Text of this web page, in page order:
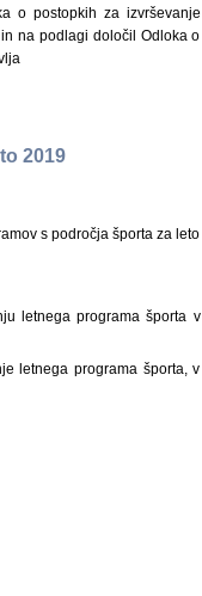
o postopkih za izvrševanje
na podlagi določil Odloka o
2019
s področja športa za leto
letnega programa športa v
letnega programa športa, v